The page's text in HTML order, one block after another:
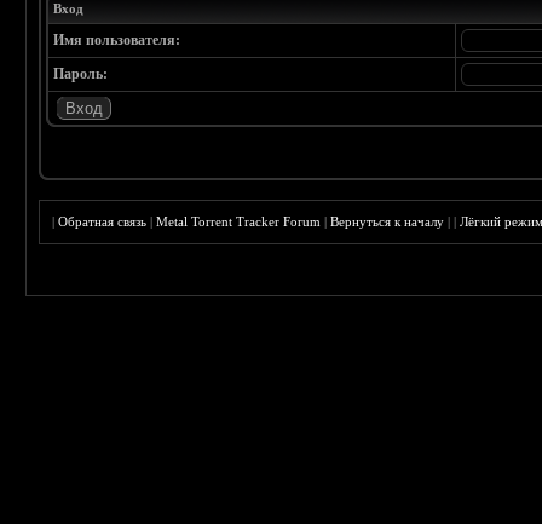
Вход
Имя пользователя:
Пароль:
|Обратная связь |Metal Torrent Tracker Forum |Вернуться к началу ||Лёгкий